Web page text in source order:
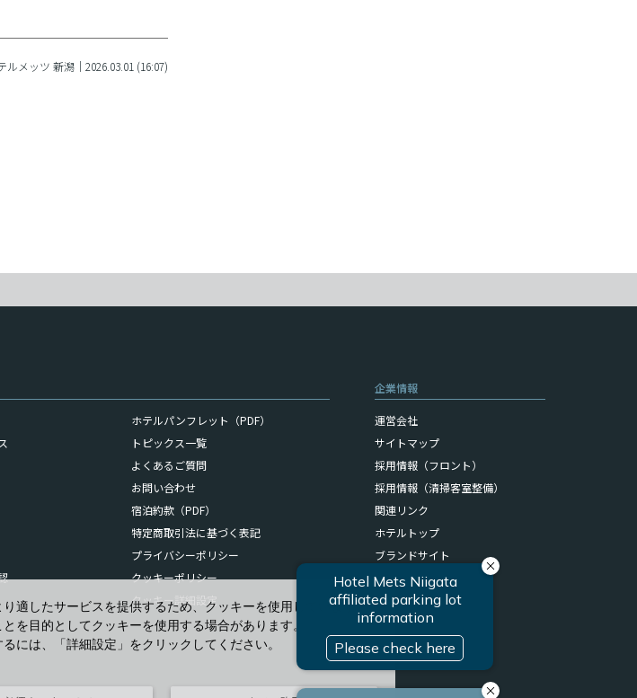
ルメッツ 新潟｜2026.03.01 (16:07)
ホテルパンフレット（PDF）
トピックス一覧
よくあるご質問
お問い合わせ
宿泊約款（PDF）
特定商取引法に基づく表記
プライバシーポリシー
クッキーポリシー
クッキー詳細設定
企業情報
運営会社
サイトマップ
採用情報（フロント）
採用情報（清掃客室整備）
関連リンク
ホテルトップ
ブランドサイト
適したサービスを提供するため、クッキーを使用しています。
を目的としてクッキーを使用する場合があります。
には、「詳細設定」をクリックしてください。